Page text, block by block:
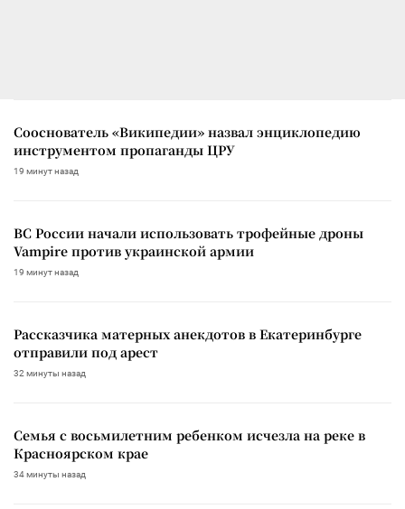
Сооснователь «Википедии» назвал энциклопедию
инструментом пропаганды ЦРУ
19 минут назад
ВС России начали использовать трофейные дроны
Vampire против украинской армии
19 минут назад
Рассказчика матерных анекдотов в Екатеринбурге
отправили под арест
32 минуты назад
Семья с восьмилетним ребенком исчезла на реке в
Красноярском крае
34 минуты назад